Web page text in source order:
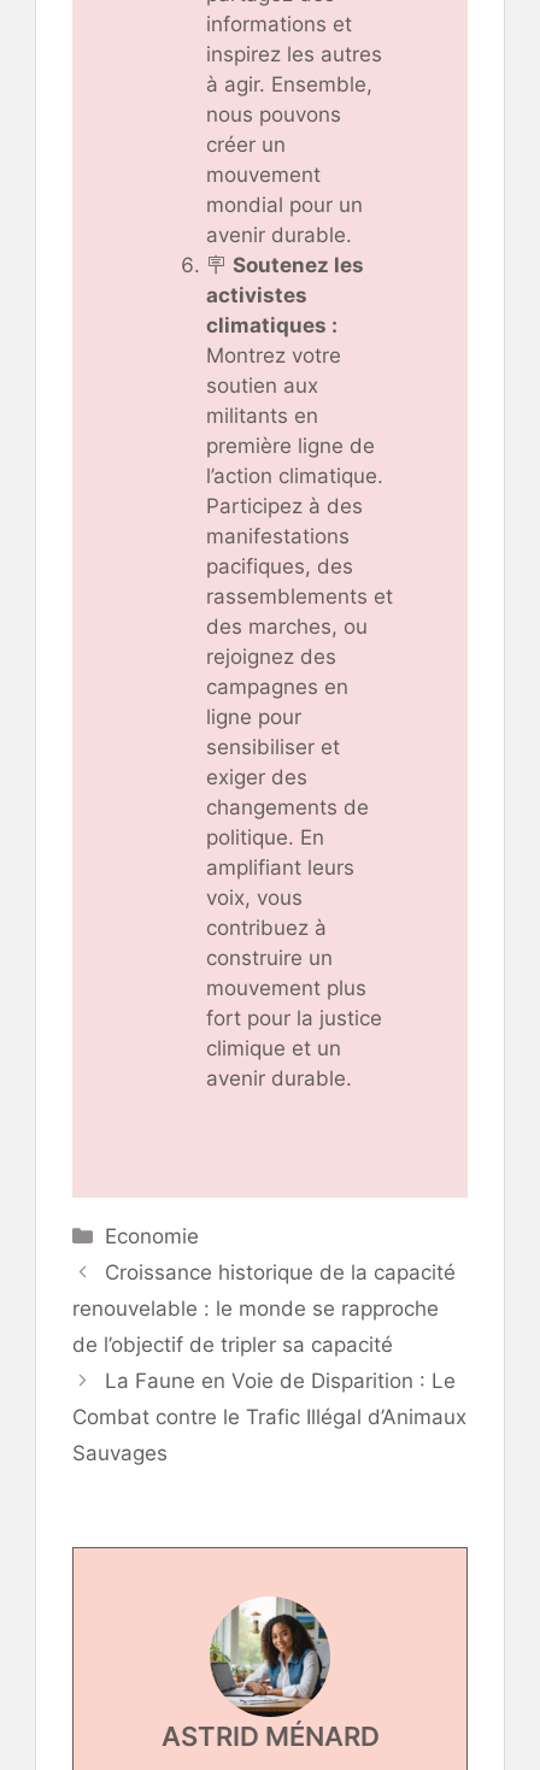
informations et
inspirez les autres
à agir. Ensemble,
nous pouvons
créer un
mouvement
mondial pour un
avenir durable.
🪧 Soutenez les
activistes
climatiques :
Montrez votre
soutien aux
militants en
première ligne de
l’action climatique.
Participez à des
manifestations
pacifiques, des
rassemblements et
des marches, ou
rejoignez des
campagnes en
ligne pour
sensibiliser et
exiger des
changements de
politique. En
amplifiant leurs
voix, vous
contribuez à
construire un
mouvement plus
fort pour la justice
climique et un
avenir durable.
Catégories
Economie
Croissance historique de la capacité
renouvelable : le monde se rapproche
de l’objectif de tripler sa capacité
La Faune en Voie de Disparition : Le
Combat contre le Trafic Illégal d’Animaux
Sauvages
ASTRID MÉNARD